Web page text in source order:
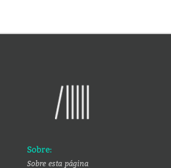
Sobre:
Sobre esta página